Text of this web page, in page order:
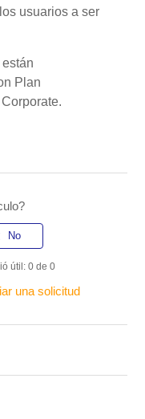
usuarios a ser
Plan
útil: 0 de 0
una solicitud